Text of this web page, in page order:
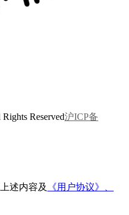
Reserved沪ICP备
述内容及
《用户协议》、